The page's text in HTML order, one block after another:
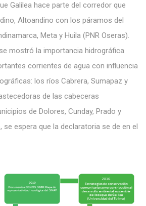
Galilea hace parte del corredor que
Altoandino con los páramos del
Meta y Huila (PNR Oseras).
mostró la importancia hidrográfica
corrientes de agua con influencia
los ríos Cabrera, Sumapaz y
de las cabeceras
de Dolores, Cunday, Prado y
espera que la declaratoria se de en el